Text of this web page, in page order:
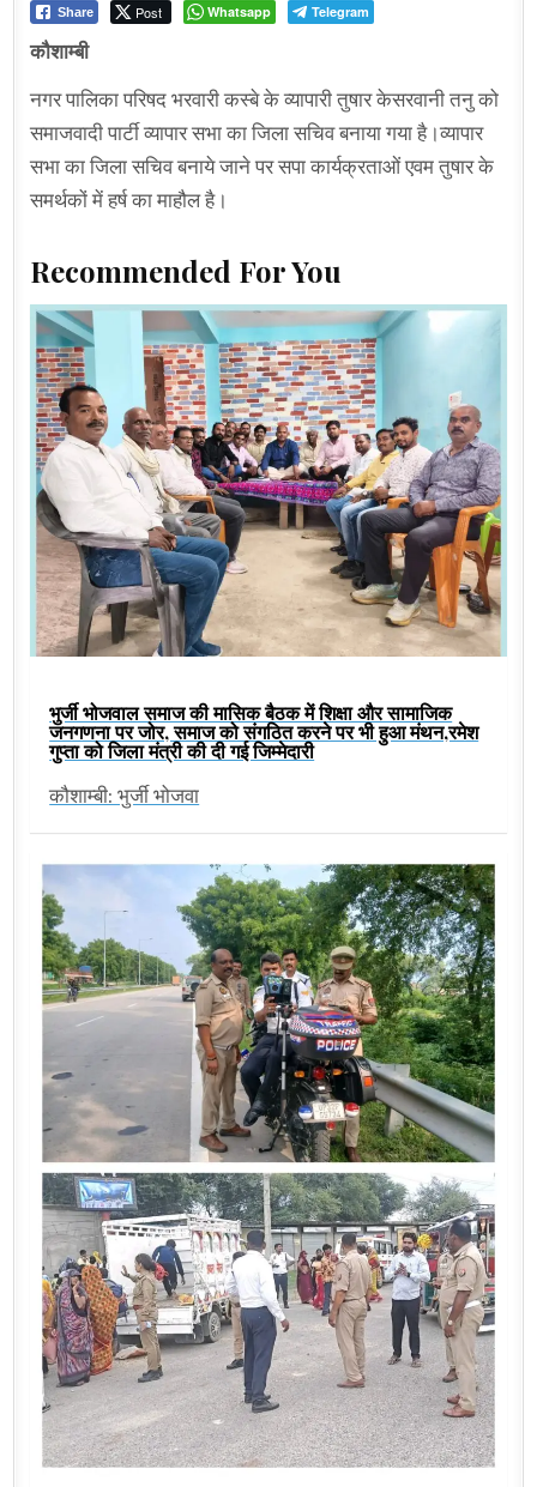
Share Post Whatsapp Telegram
कौशाम्बी
नगर पालिका परिषद भरवारी कस्बे के व्यापारी तुषार केसरवानी तनु को
समाजवादी पार्टी व्यापार सभा का जिला सचिव बनाया गया है।व्यापार
सभा का जिला सचिव बनाये जाने पर सपा कार्यक्रताओं एवम तुषार के
समर्थकों में हर्ष का माहौल है।
Recommended For You
भुर्जी भोजवाल समाज की मासिक बैठक में शिक्षा और सामाजिक
जनगणना पर जोर, समाज को संगठित करने पर भी हुआ मंथन,रमेश
गुप्ता को जिला मंत्री की दी गई जिम्मेदारी
कौशाम्बी: भुर्जी भोजवा